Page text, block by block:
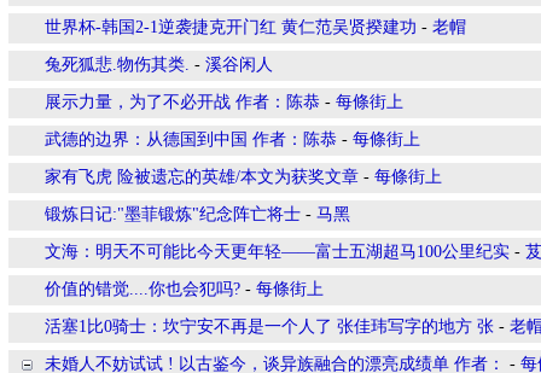
世界杯-韩国2-1逆袭捷克开门红 黄仁范吴贤揆建功 - 老帽
兔死狐悲.物伤其类. - 溪谷闲人
展示力量，为了不必开战 作者：陈恭 - 每條街上
武德的边界：从德国到中国 作者：陈恭 - 每條街上
家有飞虎 险被遗忘的英雄/本文为获奖文章 - 每條街上
锻炼日记:"墨菲锻炼"纪念阵亡将士 - 马黑
文海：明天不可能比今天更年轻——富士五湖超马100公里纪实 -
价值的错觉....你也会犯吗? - 每條街上
活塞1比0骑士：坎宁安不再是一个人了 张佳玮写字的地方 张 - 老
未婚人不妨试试 ! 以古鉴今，谈异族融合的漂亮成绩单 作者： - 每